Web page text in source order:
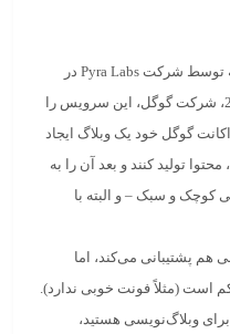
یک سرویس وبلاگ‌نویسی است که توسط شرکت Pyra Labs در
سال 1999 راه‌اندازی شد و در سال 2003، شرکت گوگل، این سرویس را
اکانت گوگل خود یک وبلاگ ایجاد
تولید کنند و بعد آن را به
و سبک – و البته با
هم پشتیبانی می‌کند، اما
است (مثلاً فونت خوبی ندارد).
برای وبلاگ‌نویسی هستید،